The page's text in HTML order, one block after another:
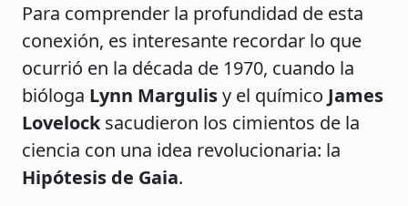
Para comprender la profundidad de esta
conexión, es interesante recordar lo que
ocurrió en la década de 1970, cuando la
bióloga Lynn Margulisy el químico James
Lovelocksacudieron los cimientos de la
ciencia con una idea revolucionaria: la
Hipótesis de Gaia.